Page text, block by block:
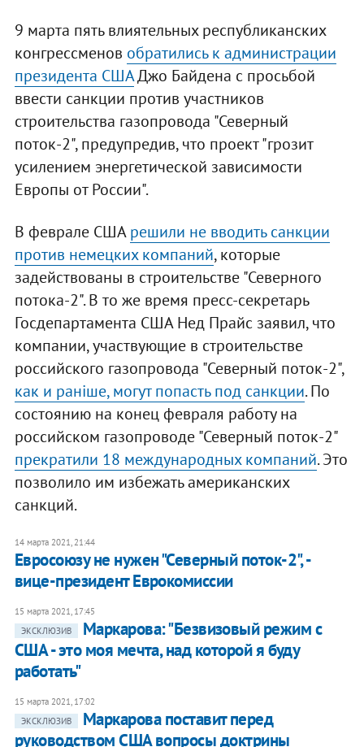
9 марта пять влиятельных республиканских
конгрессменов обратились к администрации
президента СШАДжо Байдена с просьбой
ввести санкции против участников
строительства газопровода "Северный
поток-2", предупредив, что проект "грозит
усилением энергетической зависимости
Европы от России".
В феврале СШАрешили не вводить санкции
против немецких компаний, которые
задействованы в строительстве "Северного
потока-2". В то же время пресс-секретарь
Госдепартамента США Нед Прайс заявил, что
компании, участвующие в строительстве
российского газопровода "Северный поток-2",
как и раніше, могут попасть под санкции. По
состоянию на конец февраля работу на
российском газопроводе "Северный поток-2"
прекратили 18 международных компаний. Это
позволило им избежать американских
санкций.
14 марта 2021, 21:44
Евросоюзу не нужен "Северный поток-2", -
вице-президент Еврокомиссии
15 марта 2021, 17:45
ЭКСКЛЮЗИВ
Маркарова: "Безвизовый режим с
США - это моя мечта, над которой я буду
работать"
15 марта 2021, 17:02
ЭКСКЛЮЗИВ
Маркарова поставит перед
руководством США вопросы доктрины